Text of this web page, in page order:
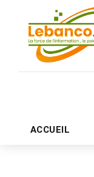
ACCUEIL